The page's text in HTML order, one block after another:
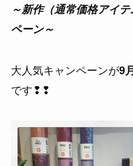
～新作（通常価格アイ
ペーン～
大人気キャンペーンが9
です❢❢